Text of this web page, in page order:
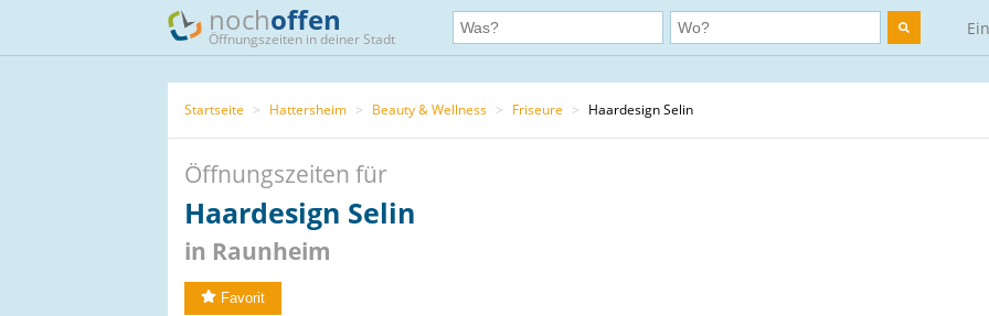
nochoffen
Öffnungszeiten in deiner Stadt
Startseite > Hattersheim > Beauty & Wellness > Friseure > Haardesign Selin
Öffnungszeiten für
Haardesign Selin
in Raunheim
Favorit